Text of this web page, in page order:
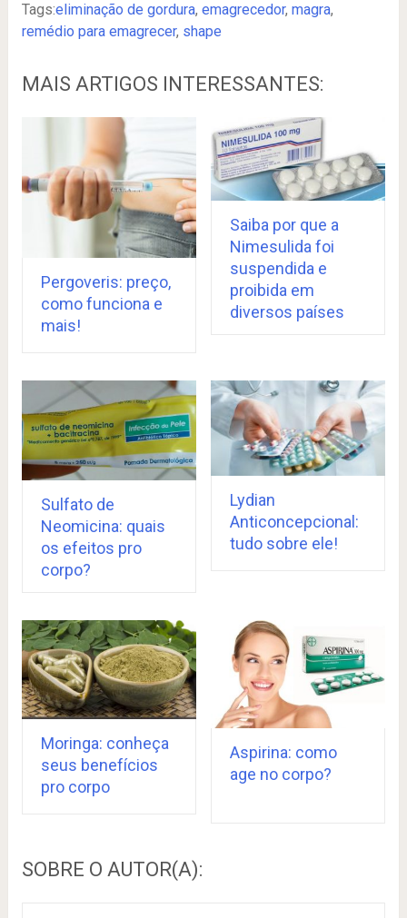
Tags:eliminação de gordura, emagrecedor, magra,
remédio para emagrecer, shape
MAIS ARTIGOS INTERESSANTES:
Pergoveris: preço,
como funciona e
mais!
Saiba por que a
Nimesulida foi
suspendida e
proibida em
diversos países
Sulfato de
Neomicina: quais
os efeitos pro
corpo?
Lydian
Anticoncepcional:
tudo sobre ele!
Moringa: conheça
seus benefícios
pro corpo
Aspirina: como
age no corpo?
SOBRE O AUTOR(A):